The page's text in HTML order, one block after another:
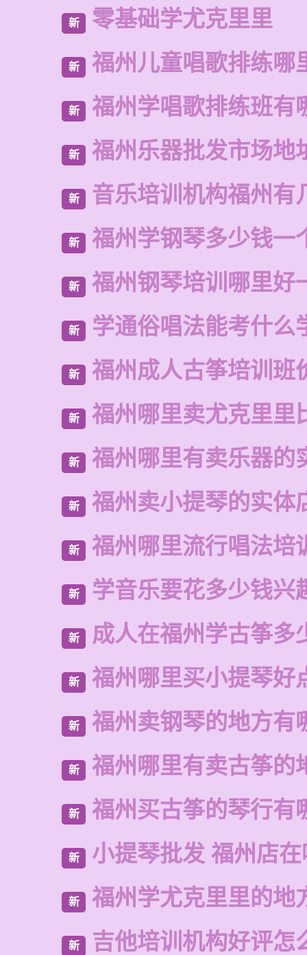
新 零基础学尤克里里
新 福州儿童唱歌排练哪
新 福州学唱歌排练班有
新 福州乐器批发市场地
新 音乐培训机构福州有
新 福州学钢琴多少钱一
新 福州钢琴培训哪里好
新 学通俗唱法能考什么
新 福州成人古筝培训班
新 福州哪里卖尤克里里
新 福州哪里有卖乐器的
新 福州卖小提琴的实体
新 福州哪里流行唱法培
新 学音乐要花多少钱兴
新 成人在福州学古筝多
新 福州哪里买小提琴好
新 福州卖钢琴的地方有
新 福州哪里有卖古筝的
新 福州买古筝的琴行有
新 小提琴批发 福州店
新 福州学尤克里里的地
新 吉他培训机构好评怎